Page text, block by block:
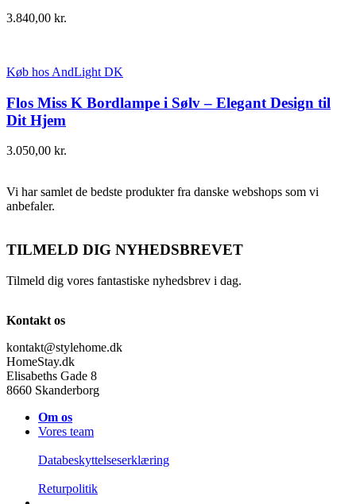
3.840,00 kr.
Køb hos AndLight DK
Flos Miss K Bordlampe i Sølv – Elegant Design til
Dit Hjem
3.050,00 kr.
Vi har samlet de bedste produkter fra danske webshops som vi
anbefaler.
TILMELD DIG NYHEDSBREVET
Tilmeld dig vores fantastiske nyhedsbrev i dag.
Kontakt os
kontakt@stylehome.dk
HomeStay.dk
Elisabeths Gade 8
8660 Skanderborg
Om os
Vores team
Databeskyttelseserklæring
Returpolitik